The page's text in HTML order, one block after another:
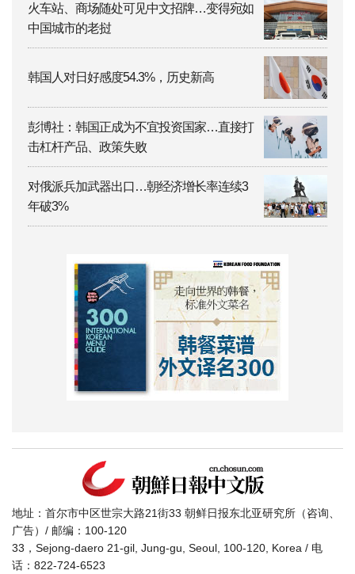
火车站、商场随处可见中文招牌…变得宛如
中国城市的老挝
韩国人对日好感度54.3%，历史新高
彭博社：韩国正成为不宜投资国家…直接打
击杠杆产品、政策失败
对俄派兵加武器出口…朝经济增长率连续3
年破3%
地址：首尔市中区世宗大路21街33 朝鲜日报东北亚研究所（咨询、
广告）/ 邮编：100-120
33，Sejong-daero 21-gil, Jung-gu, Seoul, 100-120, Korea / 电
话：822-724-6523